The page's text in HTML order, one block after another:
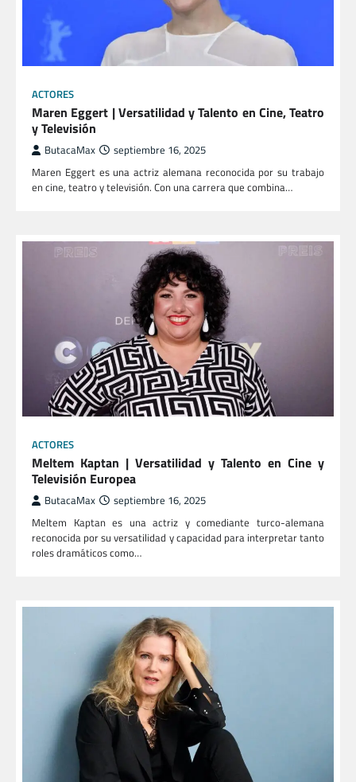
ACTORES
Maren Eggert | Versatilidad y Talento en Cine, Teatro
y Televisión
ButacaMax septiembre 16, 2025
Maren Eggert es una actriz alemana reconocida por su trabajo
en cine, teatro y televisión. Con una carrera que combina…
ACTORES
Meltem Kaptan | Versatilidad y Talento en Cine y
Televisión Europea
ButacaMax septiembre 16, 2025
Meltem Kaptan es una actriz y comediante turco-alemana
reconocida por su versatilidad y capacidad para interpretar tanto
roles dramáticos como…